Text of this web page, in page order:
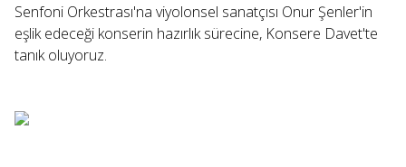
Senfoni Orkestrası'na viyolonsel sanatçısı Onur Şenler'in
eşlik edeceği konserin hazırlık sürecine, Konsere Davet'te
tanık oluyoruz.